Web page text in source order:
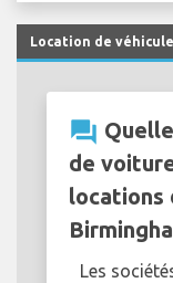
Location de
question_answer
de
locations
Les